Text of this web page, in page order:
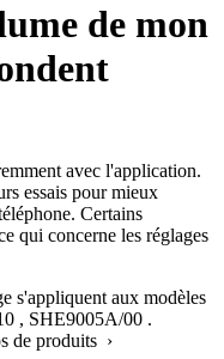
de mon
avec l'application.
essais pour mieux
Certains
qui concerne les réglages
s'appliquent aux modèles
, SHE9005A/00 .
de produits ›